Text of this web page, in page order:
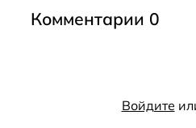
Комментарии 0
Войдите